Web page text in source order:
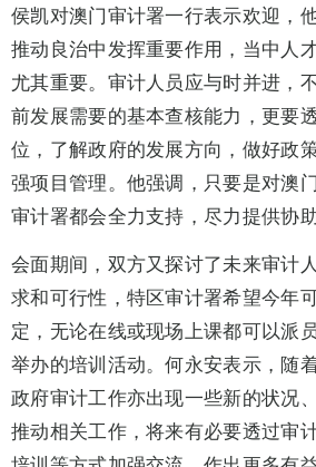
侯凯对澳门审计署一行表示欢迎，
推动良治中发挥重要作用，当中人
尤其重要。审计人员应与时并进，
前发展需要的基本查核能力，更要
位，了解政府的发展方向，做好政
强项目管理。他强调，只要是对澳
审计署都会全力支持，尽力提供协助
会面期间，双方又探讨了未来审计
求和可行性，特区审计署希望今年
定，无论在线或现场上课都可以派
举办的培训活动。何永安表示，随
政府审计工作亦出现一些新的状况
推动相关工作，将来有必要透过审